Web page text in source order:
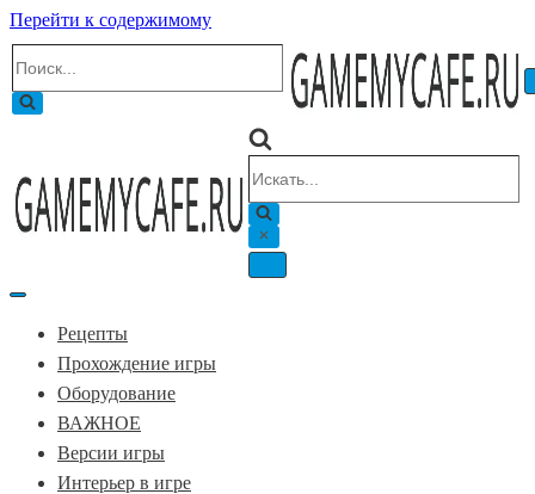
Перейти к содержимому
Меню
Меню
Рецепты
Прохождение игры
Оборудование
ВАЖНОЕ
Версии игры
Интерьер в игре